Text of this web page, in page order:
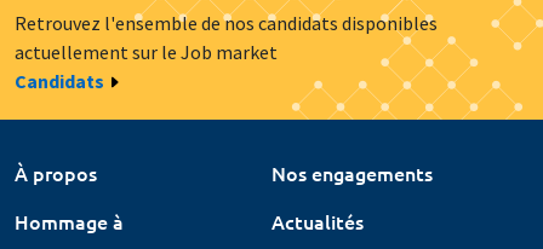
Retrouvez l'ensemble de nos candidats disponibles
actuellement sur le Job market
Candidats
À propos
Nos engagements
Hommage à
Actualités